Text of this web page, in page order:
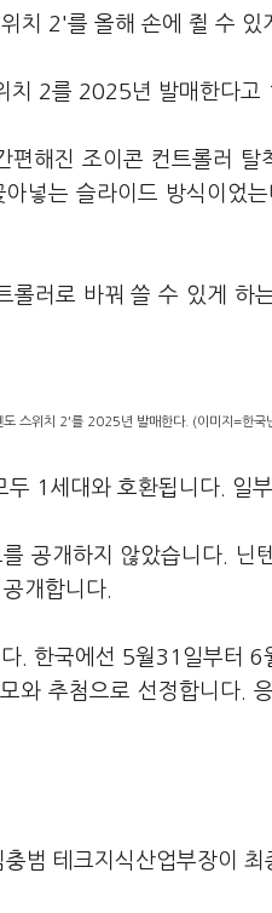
치 2'를 올해 손에 쥘 수 있
2를 2025년 발매한다고
해진 조이콘 컨트롤러
넣는 슬라이드 방식이었
롤러로 바꿔 쓸 수 있게 하
스위치 2'를 2025년 발매한다. (이미지=한국
1세대와 호환됩니다. 일
공개하지 않았습니다. 닌
개합니다.
. 한국에선 5월31일부터 6
와 추첨으로 선정합니다.
범 테크지식산업부장이 최